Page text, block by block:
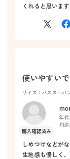
くれると思います
使いやすいで
サイズ：バスターバ
年代:
用途:
しめつけなどが
生地感も優しく